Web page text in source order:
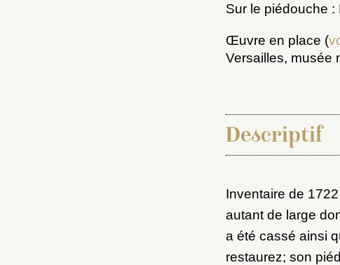
Sur le piédouche :
Œuvre en place (
Versailles, musée
Descriptif
Inventaire de
autant de large
a été cassé ainsi
restaurez; son
Choix
Nom du